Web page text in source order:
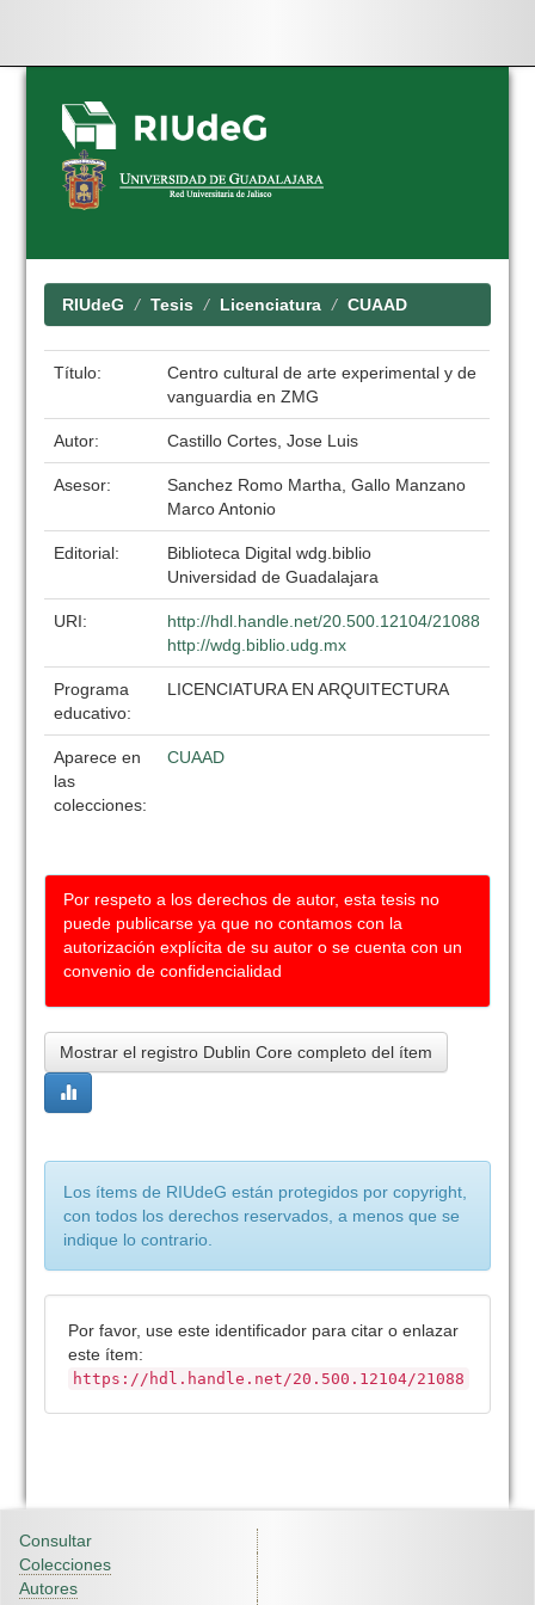
Skip
navigation
RIUdeG Tesis Licenciatura CUAAD
Título:
Centro cultural de arte experimental y de
vanguardia en ZMG
Autor: Castillo Cortes, Jose Luis
Asesor:
Sanchez Romo Martha, Gallo Manzano
Marco Antonio
Editorial:
Biblioteca Digital wdg.biblio
Universidad de Guadalajara
URI:
http://hdl.handle.net/20.500.12104/21088
http://wdg.biblio.udg.mx
Programa
educativo:
LICENCIATURA EN ARQUITECTURA
Aparece en
las
colecciones:
CUAAD
Por respeto a los derechos de autor, esta tesis no
puede publicarse ya que no contamos con la
autorización explícita de su autor o se cuenta con un
convenio de confidencialidad
Mostrar el registro Dublin Core completo del ítem
Los ítems de RIUdeG están protegidos por copyright,
con todos los derechos reservados, a menos que se
indique lo contrario.
Por favor, use este identificador para citar o enlazar
este ítem:
https://hdl.handle.net/20.500.12104/21088
Consultar
Colecciones
Autores